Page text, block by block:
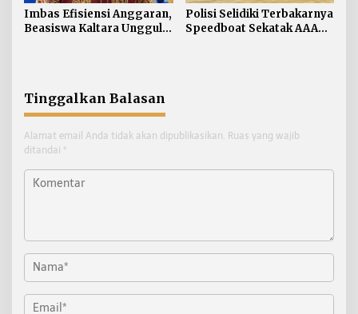
Imbas Efisiensi Anggaran,
Beasiswa Kaltara Unggul
Polisi Selidiki Terbakarnya
Speedboat Sekatak AAA
Tinggalkan Balasan
Alamat email Anda tidak akan dipublikasikan. Ruas yang wajib
ditandai *